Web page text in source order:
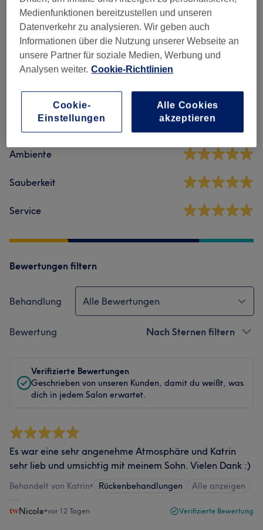
Damen - Waxing (5 ) ab 13 €
Salonbewertungen
4,9 392 Bewertungen
Ambiente
Sauberkeit
Service
Bewertungen filtern
Behandlung Alle Bewertungen
Bewertung Nach Sternen filtern
Verifizierte Bewertungen
Geschrieben von unseren Kunden, damit du weißt, was
dich in jedem Salon erwartet.
Es war eine sehr angenehme Atmosphäre und Katrin
sehr lieb und umsichtig mit meinem Sohn. Vielen Dank :)
Behandelt von Katrin• Rückenbehandlungen Alle anzeigen
Nicole•vor 12 Tagen Verifizierte Bewertung
Medienfunktionen bereitzustellen und unseren
Datenverkehr zu analysieren. Wir geben auch
Informationen über die Nutzung unserer Webseite an
unsere Partner für soziale Medien, Werbung und
Analysen weiter. Cookie-Richtlinien
Cookie-
Einstellungen
Alle Cookies
akzeptieren